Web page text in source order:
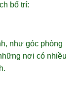
bố trí:
như góc phòng
nơi có nhiều